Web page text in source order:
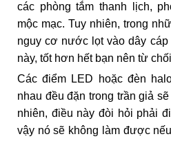
các phòng tắm thanh lịch,
mộc mạc. Tuy nhiên, trong
nguy cơ nước lọt vào dây
này, tốt hơn hết bạn nên từ
Các điểm LED hoặc đèn
nhau đều đặn trong trần giả
nhiên, điều này đòi hỏi phải
vậy nó sẽ không làm được